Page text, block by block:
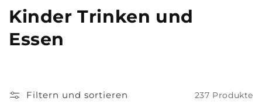
K
a
Kinder Trinken und
Essen
Filtern und sortieren 237 Produkte